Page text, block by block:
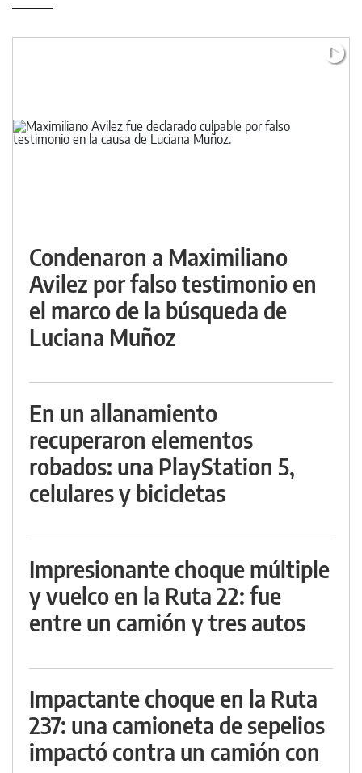
Condenaron a Maximiliano
Avilez por falso testimonio en
el marco de la búsqueda de
Luciana Muñoz
En un allanamiento
recuperaron elementos
robados: una PlayStation 5,
celulares y bicicletas
Impresionante choque múltiple
y vuelco en la Ruta 22: fue
entre un camión y tres autos
Impactante choque en la Ruta
237: una camioneta de sepelios
impactó contra un camión con